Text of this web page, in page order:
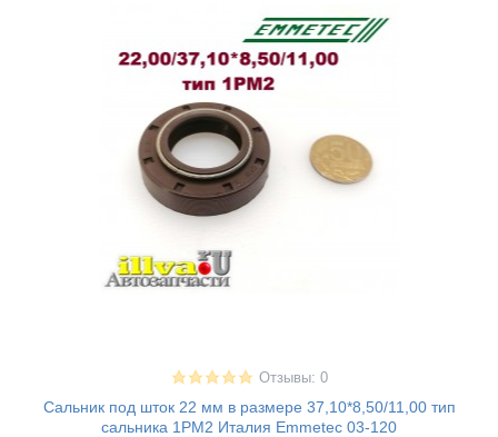
Отзывы: 0
Сальник под шток 22 мм в размере 37,10*8,50/11,00 тип
сальника 1PM2 Италия Emmetec 03-120